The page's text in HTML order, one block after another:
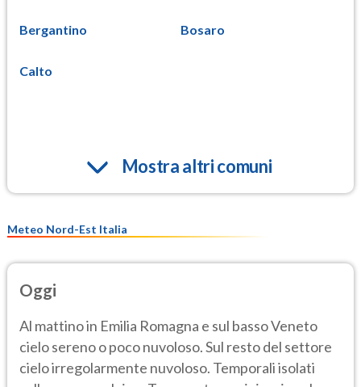
Bergantino Bosaro
Calto
Mostra altri comuni
Meteo Nord-Est Italia
Oggi
Al mattino in Emilia Romagna e sul basso Veneto
cielo sereno o poco nuvoloso. Sul resto del settore
cielo irregolarmente nuvoloso. Temporali isolati